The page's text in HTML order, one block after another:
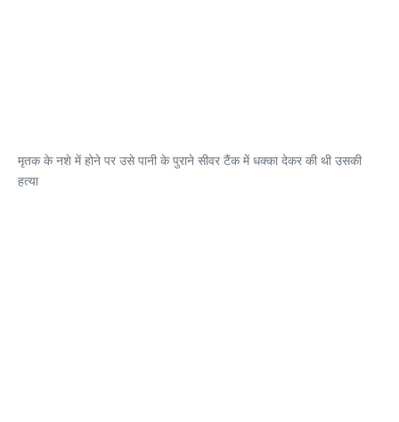
मृतक के नशे में होने पर उसे पानी के पुराने सीवर टैंक में धक्का देकर की थी उसकी
हत्या